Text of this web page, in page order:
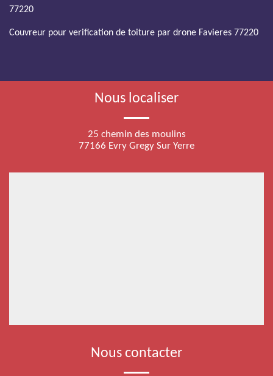
77220
Couvreur pour verification de toiture par drone Favieres 77220
Nous localiser
25 chemin des moulins
77166 Evry Gregy Sur Yerre
Nous contacter